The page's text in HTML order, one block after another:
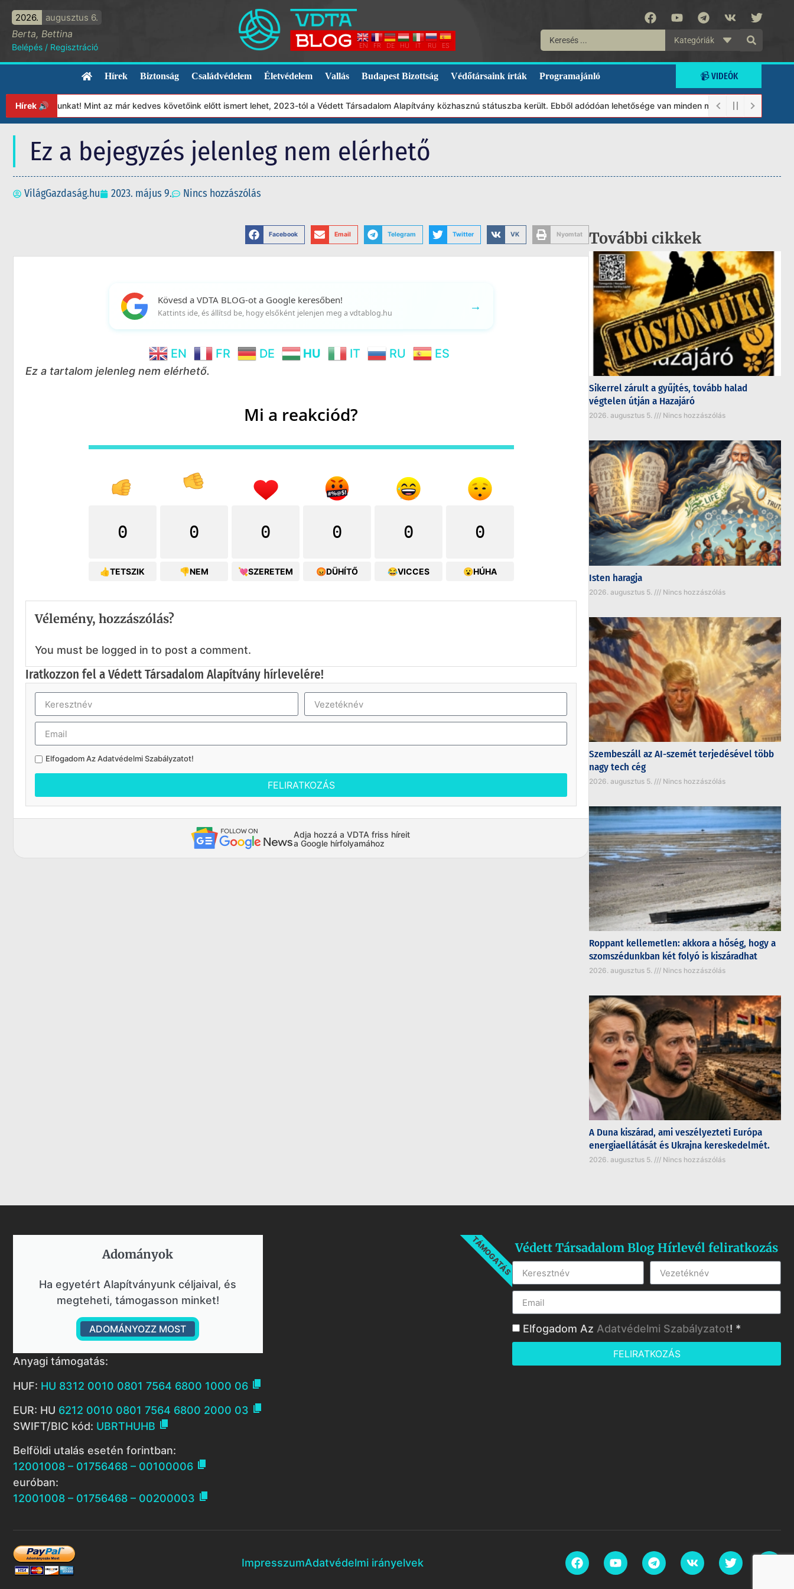
2026. augusztus 6.
Berta, Bettina
Belépés / Regisztráció EN FR DE HU IT RU ES
Kategóriák
Hírek Biztonság Családvédelem Életvédelem Vallás Budapest Bizottság Védőtársaink írták Programajánló 📹 VIDEÓK
Hírek 🔊 Mint az már kedves követőink előtt ismert lehet, 2023-tól a Védett Társadalom Alapítvány közhasznú státuszba került. Ebből adódóan lehetősége van minden munkánkat segíteni
Ez a bejegyzés jelenleg nem elérhető
VilágGazdaság.hu 2023. május 9. Nincs hozzászólás
Facebook Email Telegram Twitter VK Nyomtat
Kövesd a VDTA BLOG-ot a Google keresőben!
Kattints ide, és állítsd be, hogy elsőként jelenjen meg a vdtablog.hu →
EN FR DE HU IT RU ES
Ez a tartalom jelenleg nem elérhető.
Mi a reakciód?
0
👍TETSZIK
0
👎NEM
0
💘SZERETEM
0
😡DÜHÍTŐ
0
😂VICCES
0
😮HÚHA
Vélemény, hozzászólás?
You must be logged in to post a comment.
Iratkozzon fel a Védett Társadalom Alapítvány hírlevelére!
Elfogadom AzAdatvédelmi Szabályzatot!
FELIRATKOZÁS
Adja hozzá a VDTA friss híreit
a Google hírfolyamához
További cikkek
Sikerrel zárult a gyűjtés, tovább halad
végtelen útján a Hazajáró
2026. augusztus 5. Nincs hozzászólás
Isten haragja
2026. augusztus 5. Nincs hozzászólás
Szembeszáll az AI-szemét terjedésével több
nagy tech cég
2026. augusztus 5. Nincs hozzászólás
Roppant kellemetlen: akkora a hőség, hogy a
szomszédunkban két folyó is kiszáradhat
2026. augusztus 5. Nincs hozzászólás
A Duna kiszárad, ami veszélyezteti Európa
energiaellátását és Ukrajna kereskedelmét.
2026. augusztus 5. Nincs hozzászólás
Adományok​
Ha egyetért Alapítványunk céljaival, és
megteheti, támogasson minket!
ADOMÁNYOZZ MOST
TÁMOGATÁS
Anyagi támogatás:
HUF: HU 8312 0010 0801 7564 6800 1000 06 
EUR: HU 6212 0010 0801 7564 6800 2000 03 
SWIFT/BIC kód: UBRTHUHB 
Belföldi utalás esetén forintban:
12001008 – 01756468 – 00100006 
euróban:
12001008 – 01756468 – 00200003 
Védett Társadalom Blog Hírlevél feliratkozás
Elfogadom Az Adatvédelmi Szabályzatot! *
FELIRATKOZÁS
ImpresszumAdatvédelmi irányelvek